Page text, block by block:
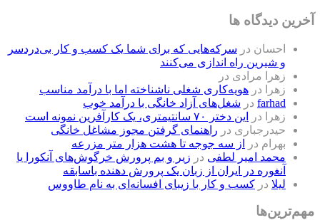
آخرین دیدگاه ها
احسان در سرکه‌هایی که برای شما یک کسب و کار بی‌دردسر
و شیرین راه اندازی می‌کنند
زهرا مرادی در
زهرا
در هویه‌کاری شغلی ناشناخته اما با درآمد مناسب
farhad در شغل‌های آزاد خانگی با درآمد خوب
زهرا
در
این دختر ۷۰ سانتیمتری، یک کارآفرین نمونه است
حیدرجباری در راهنمای گرفتن مجوز مشاغل خانگی
بهرام در
از سه جوجه تا هشت هزار متر مزرعه
محمد امیر لطفی در زیر و بم پرورش خرگوش‌های آنکورا یا
آنغوره در ایران از زبان یک پرورش دهنده باسابقه
لیلا در کسب و کار با زیبای افسانه‌ای به نام طاووس
مهم‌ترین‌ها